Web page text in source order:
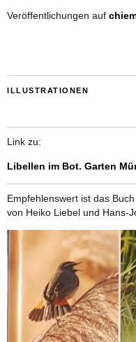
Veröffentlichungen auf
ILLUSTRATIONEN
Link zu:
Libellen im Bot. Garten
Empfehlenswert ist das Buch „
von Heiko Liebel und Hans-